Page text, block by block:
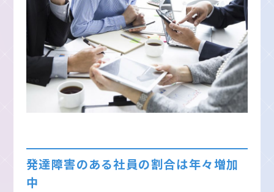
発達障害のある社員の割合は年々増加
中